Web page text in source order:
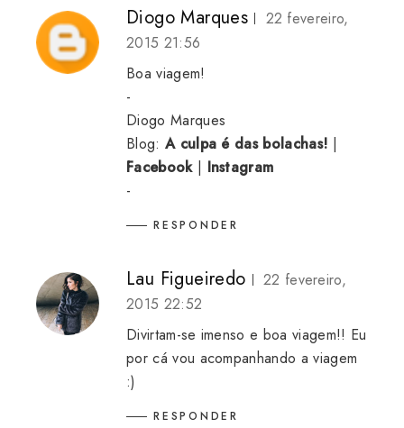
Diogo Marques
22 fevereiro,
2015 21:56
Boa viagem!
-
Diogo Marques
Blog: A culpa é das bolachas! |
Facebook| Instagram
-
RESPONDER
Lau Figueiredo
22 fevereiro,
2015 22:52
Divirtam-se imenso e boa viagem!! Eu
por cá vou acompanhando a viagem
:)
RESPONDER